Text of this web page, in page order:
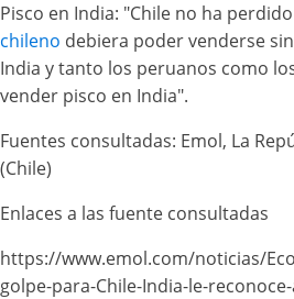
Pisco en India: "Chile no ha
chileno debiera poder venderse
India y tanto los peruanos como
vender pisco en India".
Fuentes consultadas: Emol, La
(Chile)
Enlaces a las fuente consultadas
https://www.emol.com/noticias/
golpe-para-Chile-India-le-